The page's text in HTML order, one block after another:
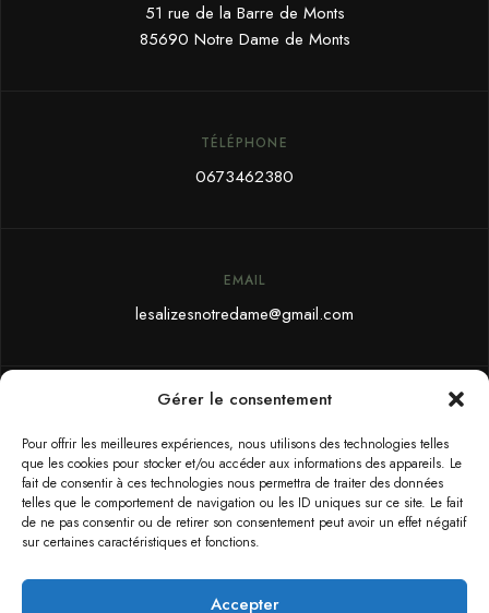
Gérer le consentement
Pour offrir les meilleures expériences, nous utilisons des technologies telles
que les cookies pour stocker et/ou accéder aux informations des appareils. Le
fait de consentir à ces technologies nous permettra de traiter des données
telles que le comportement de navigation ou les ID uniques sur ce site. Le fait
de ne pas consentir ou de retirer son consentement peut avoir un effet négatif
sur certaines caractéristiques et fonctions.
Accepter
51 rue de la Barre de Monts
85690 Notre Dame de Monts
TÉLÉPHONE
0673462380
EMAIL
lesalizesnotredame@gmail.com
Gîte : La Maison du Pêcheur
49 H Passage des Pêcheurs
85690 Notre Dame de Monts